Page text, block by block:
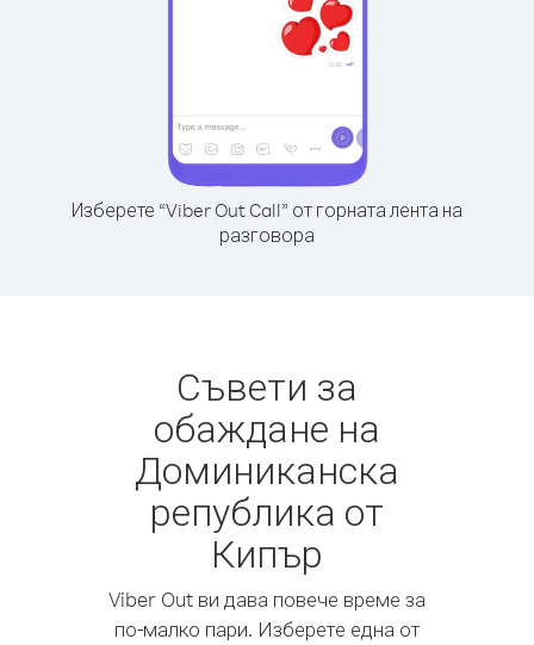
Изберете “Viber Out Call” от горната лента на
разговора
Съвети за
обаждане на
Доминиканска
република от
Кипър
Viber Out ви дава повече време за
по-малко пари. Изберете една от